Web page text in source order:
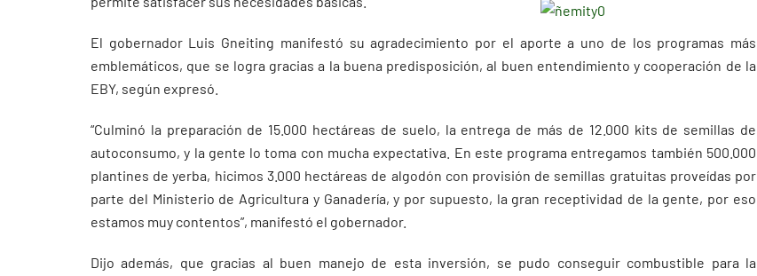
El gobernador Luis Gneiting manifestó su agradecimiento por el aporte a uno de los programas más
emblemáticos, que se logra gracias a la buena predisposición, al buen entendimiento y cooperación de la
EBY, según expresó.
“Culminó la preparación de 15.000 hectáreas de suelo, la entrega de más de 12.000 kits de semillas de
autoconsumo, y la gente lo toma con mucha expectativa. En este programa entregamos también 500.000
plantines de yerba, hicimos 3.000 hectáreas de algodón con provisión de semillas gratuitas proveídas por
parte del Ministerio de Agricultura y Ganadería, y por supuesto, la gran receptividad de la gente, por eso
estamos muy contentos”, manifestó el gobernador.
Dijo además, que gracias al buen manejo de esta inversión, se pudo conseguir combustible para la